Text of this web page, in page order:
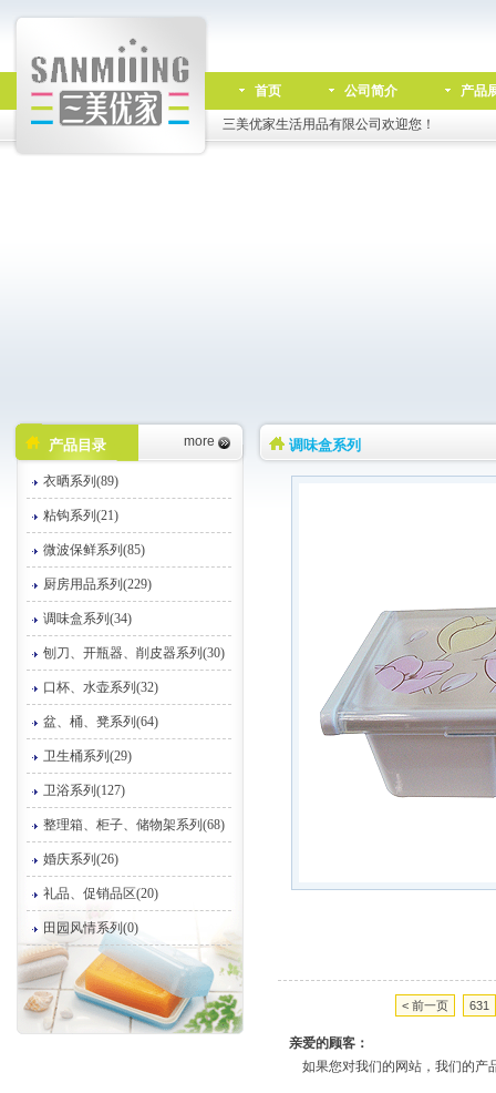
首页 公司简介 产品
三美优家生活用品有限公司欢迎您！
产品目录 more
衣晒系列(89)
粘钩系列(21)
微波保鲜系列(85)
厨房用品系列(229)
调味盒系列(34)
刨刀、开瓶器、削皮器系列(30)
口杯、水壶系列(32)
盆、桶、凳系列(64)
卫生桶系列(29)
卫浴系列(127)
整理箱、柜子、储物架系列(68)
婚庆系列(26)
礼品、促销品区(20)
田园风情系列(0)
调味盒系列
< 前一页 631
亲爱的顾客：
如果您对我们的网站，我们的产